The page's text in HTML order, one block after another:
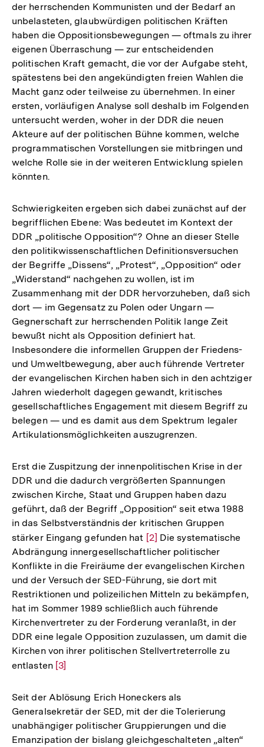
der herrschenden Kommunisten und der Bedarf an
unbelasteten, glaubwürdigen politischen Kräften
haben die Oppositionsbewegungen — oftmals zu ihrer
eigenen Überraschung — zur entscheidenden
politischen Kraft gemacht, die vor der Aufgabe steht,
spätestens bei den angekündigten freien Wahlen die
Macht ganz oder teilweise zu übernehmen. In einer
ersten, vorläufigen Analyse soll deshalb im Folgenden
untersucht werden, woher in der DDR die neuen
Akteure auf der politischen Bühne kommen, welche
programmatischen Vorstellungen sie mitbringen und
welche Rolle sie in der weiteren Entwicklung spielen
könnten.
Schwierigkeiten ergeben sich dabei zunächst auf der
begrifflichen Ebene: Was bedeutet im Kontext der
DDR „politische Opposition“? Ohne an dieser Stelle
den politikwissenschaftlichen Definitionsversuchen
der Begriffe „Dissens“, „Protest“, „Opposition“ oder
„Widerstand“ nachgehen zu wollen, ist im
Zusammenhang mit der DDR hervorzuheben, daß sich
dort — im Gegensatz zu Polen oder Ungarn —
Gegnerschaft zur herrschenden Politik lange Zeit
bewußt nicht als Opposition definiert hat.
Insbesondere die informellen Gruppen der Friedens-
und Umweltbewegung, aber auch führende Vertreter
der evangelischen Kirchen haben sich in den achtziger
Jahren wiederholt dagegen gewandt, kritisches
gesellschaftliches Engagement mit diesem Begriff zu
belegen — und es damit aus dem Spektrum legaler
Artikulationsmöglichkeiten auszugrenzen.
Erst die Zuspitzung der innenpolitischen Krise in der
DDR und die dadurch vergrößerten Spannungen
zwischen Kirche, Staat und Gruppen haben dazu
geführt, daß der Begriff „Opposition“ seit etwa 1988
in das Selbstverständnis der kritischen Gruppen
stärker Eingang gefunden hat Zur
Auflösung
der
Fußnote
[2] Die systematische
Abdrängung innergesellschaftlicher politischer
Konflikte in die Freiräume der evangelischen Kirchen
und der Versuch der SED-Führung, sie dort mit
Restriktionen und polizeilichen Mitteln zu bekämpfen,
hat im Sommer 1989 schließlich auch führende
Kirchenvertreter zu der Forderung veranlaßt, in der
DDR eine legale Opposition zuzulassen, um damit die
Kirchen von ihrer politischen Stellvertreterrolle zu
entlasten Zur
der
Fußnote
[3]
Seit der Ablösung Erich Honeckers als
Generalsekretär der SED, mit der die Tolerierung
unabhängiger politischer Gruppierungen und die
Emanzipation der bislang gleichgeschalteten „alten“